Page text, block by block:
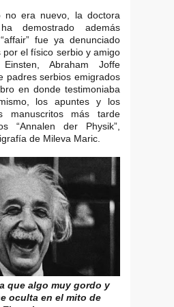
no era nuevo, la doctora
ha demostrado además
fue ya denunciado
el físico serbio y amigo
Abraham Joffe
padres serbios emigrados
en donde testimoniaba
los apuntes y los
manuscritos más tarde
“Annalen der Physik”,
de Mileva Maric.
que algo muy gordo y
oculta en el mito de